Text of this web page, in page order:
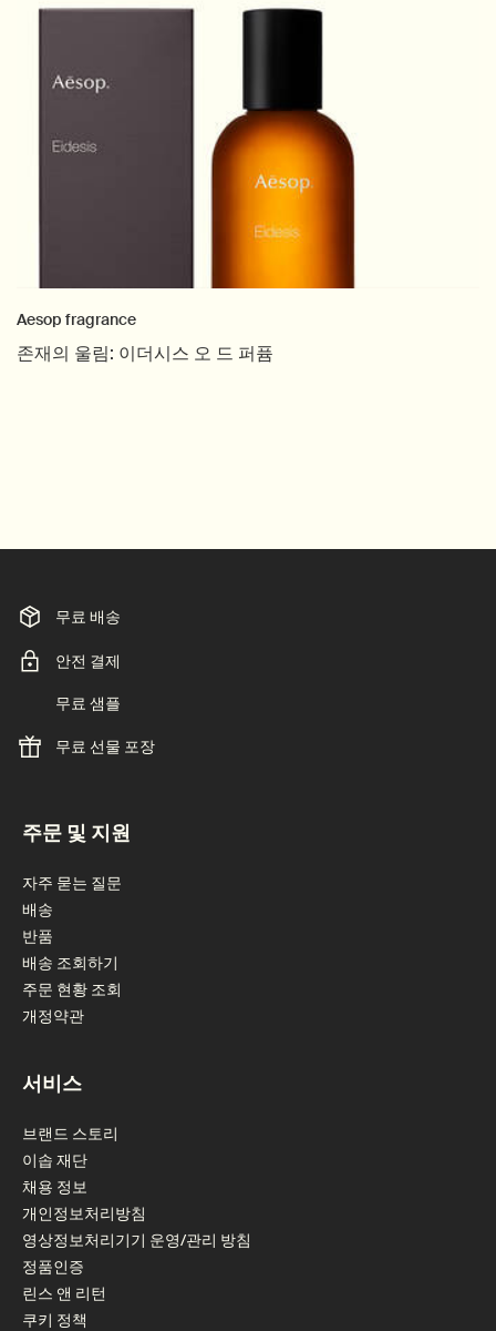
Aesop fragrance
존재의 울림: 이더시스 오 드 퍼퓸
무료 배송
안전 결제
무료 샘플
무료 선물 포장
주문 및 지원
자주 묻는 질문
배송
반품
배송 조회하기
주문 현황 조회
개정약관
서비스
브랜드 스토리
이솝 재단
채용 정보
개인정보처리방침
영상정보처리기기 운영/관리 방침
정품인증
린스 앤 리턴
쿠키 정책